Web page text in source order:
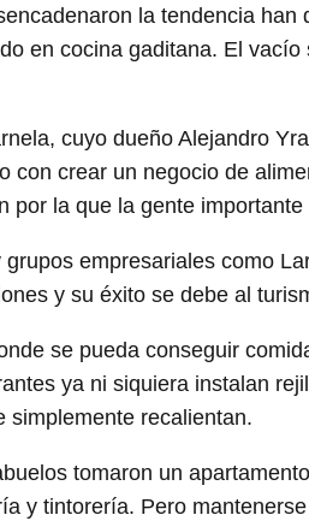
la tendencia
en cocina gaditana. El
cuyo dueño Alejandro
crear un negocio de
la que la gente
empresariales como
y su éxito se debe al
se pueda conseguir
ya ni siquiera instalan
simplemente recalientan.
tomaron un
y tintorería. Pero